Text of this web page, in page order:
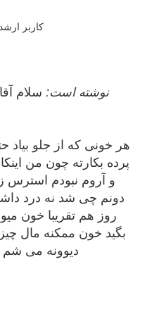
shaghayeghyas نوشته است: سلام
هر خونی که از جلو بیاد
پرده بکارته چون من
و آروم نبودم استرس
دونم چی شد نه درد
روز هم تقریبا خون
بگید خون ممکنه مال
دیوونه می